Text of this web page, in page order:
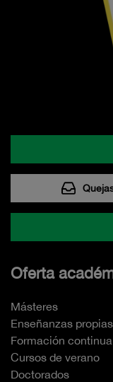
Oferta
Másteres
Enseñanzas
Formación continua
Cursos de verano
Doctorados